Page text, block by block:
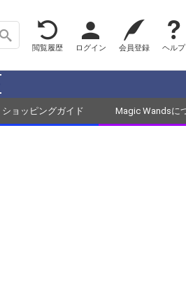
閲覧履歴 ログイン 会員登録 ヘルプ
ショッピングガイド Magic Wandsに